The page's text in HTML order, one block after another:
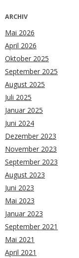
ARCHIV
Mai 2026
April 2026
Oktober 2025
September 2025
August 2025
Juli 2025
Januar 2025
Juni 2024
Dezember 2023
November 2023
September 2023
August 2023
Juni 2023
Mai 2023
Januar 2023
September 2021
Mai 2021
April 2021